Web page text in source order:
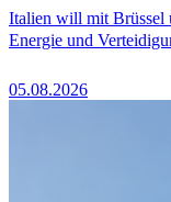
Italien will mit Brüssel
Energie und
05.08.2026